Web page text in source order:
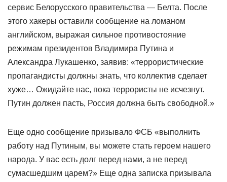
сервис Белорусского правительства — Белта. После
этого хакеры оставили сообщение на ломаном
английском, выражая сильное противостояние
режимам президентов Владимира Путина и
Александра Лукашенко, заявив: «террористические
пропагандисты должны знать, что коллектив сделает
хуже… Ожидайте нас, пока террористы не исчезнут.
Путин должен пасть, Россия должна быть свободной.»
Еще одно сообщение призывало ФСБ «выполнить
работу над Путиным, вы можете стать героем нашего
народа. У вас есть долг перед нами, а не перед
сумасшедшим царем?» Еще одна записка призывала